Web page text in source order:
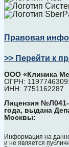
Правовая
>> Перейти к
ООО «Клиника
ОГРН:
ИНН: 7751162287
Лицензия №Л041-
года, выдана
Москвы:
Информация на
и не является